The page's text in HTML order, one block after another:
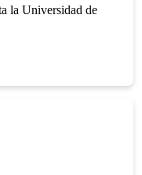
la Universidad de